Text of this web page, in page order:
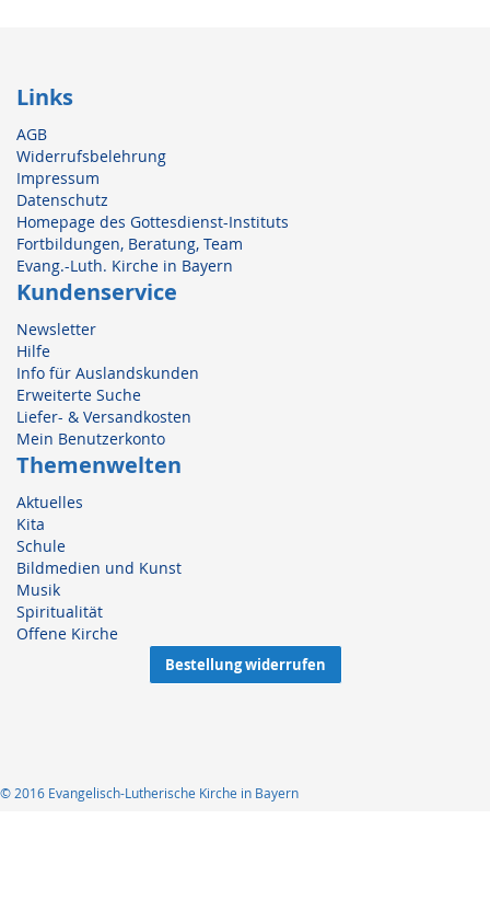
Links
AGB
Widerrufsbelehrung
Impressum
Datenschutz
Homepage des Gottesdienst-Instituts
Fortbildungen, Beratung, Team
Evang.-Luth. Kirche in Bayern
Kundenservice
Newsletter
Hilfe
Info für Auslandskunden
Erweiterte Suche
Liefer- & Versandkosten
Mein Benutzerkonto
Themenwelten
Aktuelles
Kita
Schule
Bildmedien und Kunst
Musik
Spiritualität
Offene Kirche
Bestellung widerrufen
© 2016 Evangelisch-Lutherische Kirche in Bayern